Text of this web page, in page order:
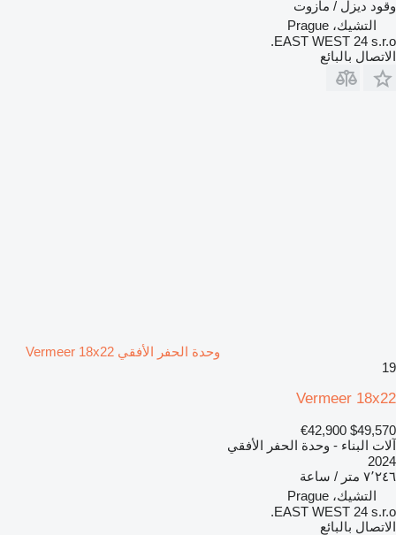
وقود ديزل / مازوت
التشيك، Prague
EAST WEST 24 s.r.o.
الاتصال بالبائع
وحدة الحفر الأفقي Vermeer 18x22
19
Vermeer 18x22
$49,570
€42,900
آلات البناء - وحدة الحفر الأفقي
2024
٧٬٢٤٦ متر / ساعة
التشيك، Prague
EAST WEST 24 s.r.o.
الاتصال بالبائع